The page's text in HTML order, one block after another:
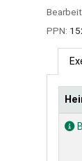
PPN: